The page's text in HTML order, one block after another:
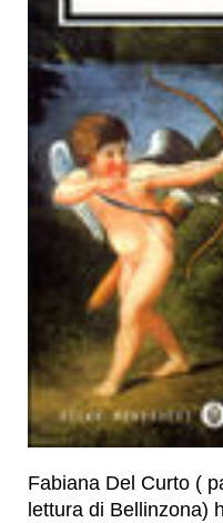
Fabiana Del Curto (
lettura di Bellinzona)